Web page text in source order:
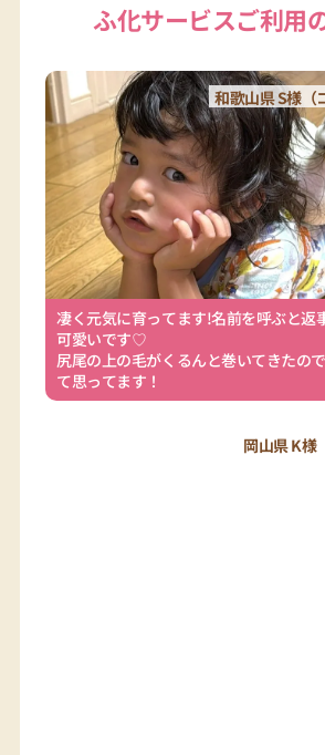
ふ化サービスご利用
和歌山県 S様（
凄く元気に育ってます!名前を呼ぶと返
可愛いです♡
尻尾の上の毛がくるんと巻いてきたの
て思ってます！
岡山県 K様